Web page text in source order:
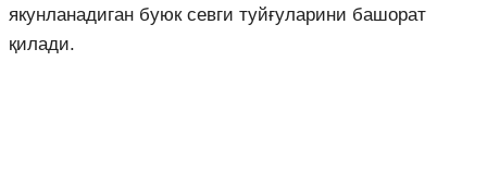
якунланадиган буюк севги туйғуларини башорат
қилади.